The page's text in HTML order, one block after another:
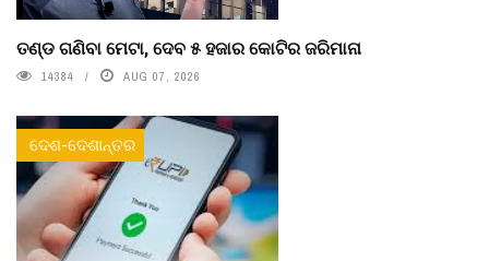
ତଣ୍ଡ ଗଣିବା ମେଟା, ଦେବ ୫ ହଜାର କୋଟିର ଜରିମାନା
14384 AUG 07, 2026
ଦେଶ-ଦେଶାନ୍ତର